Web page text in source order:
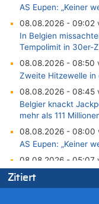
AS Eupen: „Keiner
08.08.2026 - 09:02
In Belgien
Tempolimit in 30er-
08.08.2026 - 08:50
Zweite Hitzewelle in
08.08.2026 - 08:45
Belgier knackt
mehr als 111
08.08.2026 - 08:00
AS Eupen: „Keiner
08.08.2026 - 05:07
In Belgien
Tempolimit in 30er-
Zitiert